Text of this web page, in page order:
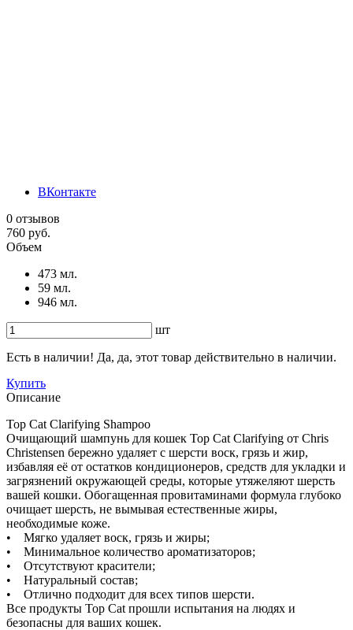
ВКонтакте
0 отзывов
760 руб.
Объем
473 мл.
59 мл.
946 мл.
шт
Есть в наличии! Да, да, этот товар действительно в наличии.
Купить
Описание
Top Cat Clarifying Shampoo
Очищающий шампунь для кошек Top Cat Clarifying от Chris
Christensen бережно удаляет с шерсти воск, грязь и жир,
избавляя её от остатков кондиционеров, средств для укладки и
загрязнений окружающей среды, которые утяжеляют шерсть
вашей кошки. Обогащенная провитаминами формула глубоко
очищает шерсть, не вымывая естественные жиры,
необходимые коже.
• Мягко удаляет воск, грязь и жиры;
• Минимальное количество ароматизаторов;
• Отсутствуют красители;
• Натуральный состав;
• Отлично подходит для всех типов шерсти.
Все продукты Top Cat прошли испытания на людях и
безопасны для ваших кошек.